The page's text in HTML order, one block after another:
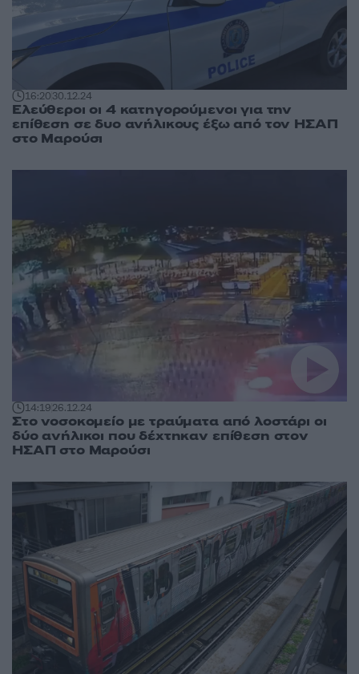
16:2030.12.24
Ελεύθεροι οι 4 κατηγορούμενοι για την
επίθεση σε δυο ανήλικους έξω από τον ΗΣΑΠ
στο Μαρούσι
14:1926.12.24
Στο νοσοκομείο με τραύματα από λοστάρι οι
δύο ανήλικοι που δέχτηκαν επίθεση στον
ΗΣΑΠ στο Μαρούσι